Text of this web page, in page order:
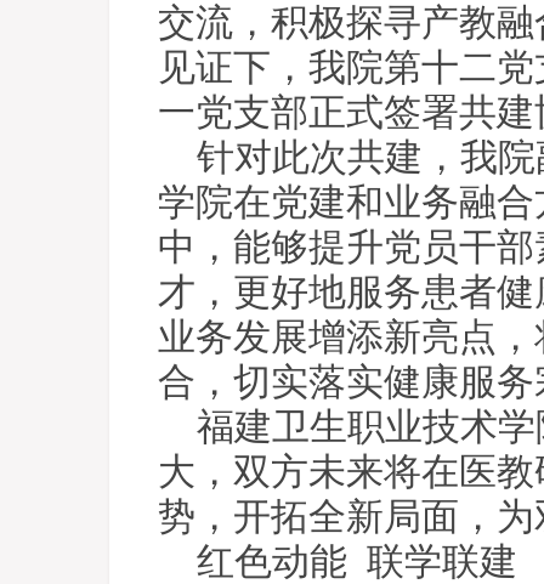
交流，积极探寻产教
见证下，我院第十二
一党支部正式签署共
针对此次共建，我
学院在党建和业务融
中，能够提升党员干
才，更好地服务患者
业务发展增添新亮点
合，切实落实健康服
福建卫生职业技术
大，双方未来将在医
势，开拓全新局面，
红色动能 联学联建